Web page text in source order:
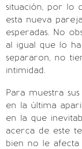
situación, por lo
esta nueva
esperadas. No
al igual que lo
separaron, no
intimidad.
Para muestra
en la última
en la que
acerca de este
bien no le afecta